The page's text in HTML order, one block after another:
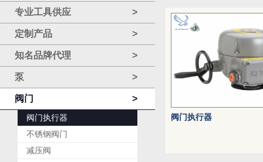
专业工具供应 >
定制产品 >
知名品牌代理 >
泵 >
阀门 >
阀门执行器
不锈钢阀门
减压阀
阀门执行器